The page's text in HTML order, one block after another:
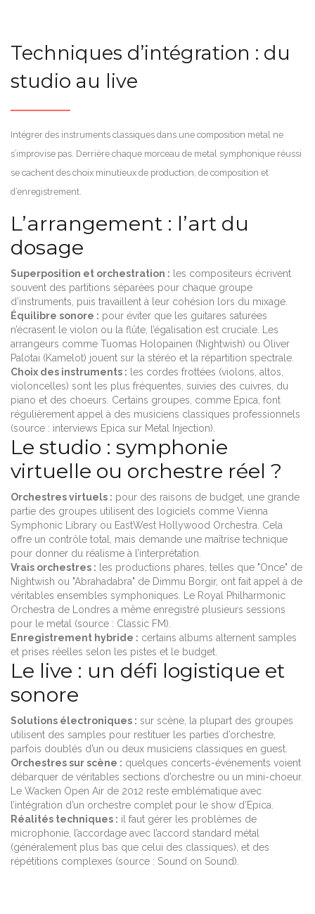
Techniques d’intégration : du
studio au live
Intégrer des instruments classiques dans une composition metal ne
s’improvise pas. Derrière chaque morceau de metal symphonique réussi
se cachent des choix minutieux de production, de composition et
d’enregistrement.
L’arrangement : l’art du
dosage
Superposition et orchestration : les compositeurs écrivent
souvent des partitions séparées pour chaque groupe
d’instruments, puis travaillent à leur cohésion lors du mixage.
Équilibre sonore : pour éviter que les guitares saturées
n’écrasent le violon ou la flûte, l’égalisation est cruciale. Les
arrangeurs comme Tuomas Holopainen (Nightwish) ou Oliver
Palotai (Kamelot) jouent sur la stéréo et la répartition spectrale.
Choix des instruments : les cordes frottées (violons, altos,
violoncelles) sont les plus fréquentes, suivies des cuivres, du
piano et des choeurs. Certains groupes, comme Epica, font
régulièrement appel à des musiciens classiques professionnels
(source : interviews Epica sur Metal Injection).
Le studio : symphonie
virtuelle ou orchestre réel ?
Orchestres virtuels : pour des raisons de budget, une grande
partie des groupes utilisent des logiciels comme Vienna
Symphonic Library ou EastWest Hollywood Orchestra. Cela
offre un contrôle total, mais demande une maîtrise technique
pour donner du réalisme à l’interprétation.
Vrais orchestres : les productions phares, telles que "Once" de
Nightwish ou "Abrahadabra" de Dimmu Borgir, ont fait appel à de
véritables ensembles symphoniques. Le Royal Philharmonic
Orchestra de Londres a même enregistré plusieurs sessions
pour le metal (source : Classic FM).
Enregistrement hybride : certains albums alternent samples
et prises réelles selon les pistes et le budget.
Le live : un défi logistique et
sonore
Solutions électroniques : sur scène, la plupart des groupes
utilisent des samples pour restituer les parties d’orchestre,
parfois doublés d’un ou deux musiciens classiques en guest.
Orchestres sur scène : quelques concerts-événements voient
débarquer de véritables sections d’orchestre ou un mini-choeur.
Le Wacken Open Air de 2012 reste emblématique avec
l’intégration d’un orchestre complet pour le show d’Epica.
Réalités techniques : il faut gérer les problèmes de
microphonie, l’accordage avec l’accord standard métal
(généralement plus bas que celui des classiques), et des
répétitions complexes (source : Sound on Sound).